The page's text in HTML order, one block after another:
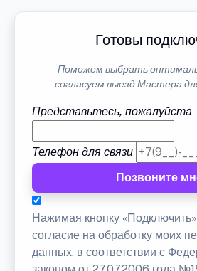
Готовы
Поможем выбрать
согласуем выезд Мастера
Представьтесь, пожалуйста
Телефон для связи
Позвоните
Нажимая кнопку
согласие на обработку моих
данных, в соответствии с